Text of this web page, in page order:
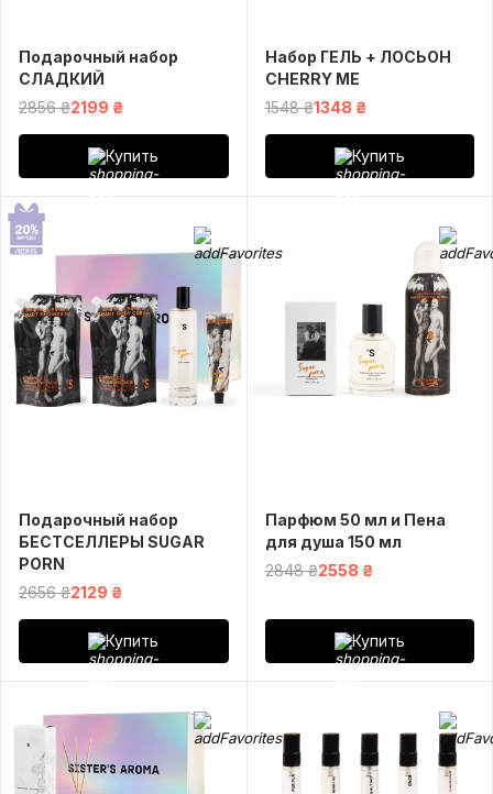
Подарочный набор
СЛАДКИЙ
2856 ₴2199 ₴
Купить
Набор ГЕЛЬ + ЛОСЬОН
CHERRY ME
1548 ₴1348 ₴
Купить
Подарочный набор
БЕСТСЕЛЛЕРЫ SUGAR
PORN
2656 ₴2129 ₴
Купить
Парфюм 50 мл и Пена
для душа 150 мл
2848 ₴2558 ₴
Купить